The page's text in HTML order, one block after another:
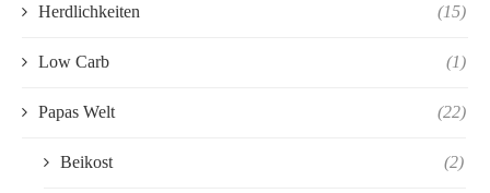
Herdlichkeiten (15)
Low Carb (1)
Papas Welt (22)
Beikost (2)